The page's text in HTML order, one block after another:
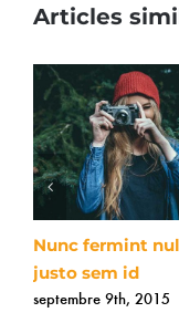
Articles
Nunc fermint
justo sem id
septembre 9th, 2015